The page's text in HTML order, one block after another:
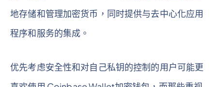
地存储和管理加密货币，同时提供与去中心化应用
程序和服务的集成。
优先考虑安全性和对自己私钥的控制的用户可能更